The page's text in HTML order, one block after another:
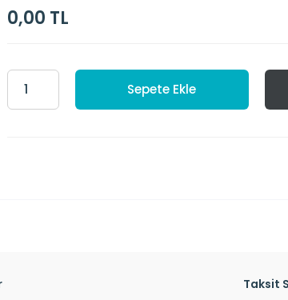
0,00 TL
Sepete Ekle
Taksit